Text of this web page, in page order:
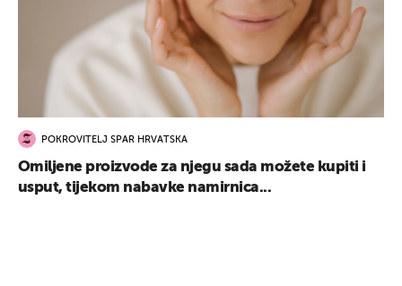
POKROVITELJ SPAR HRVATSKA
Omiljene proizvode za njegu sada možete kupiti i
usput, tijekom nabavke namirnica...